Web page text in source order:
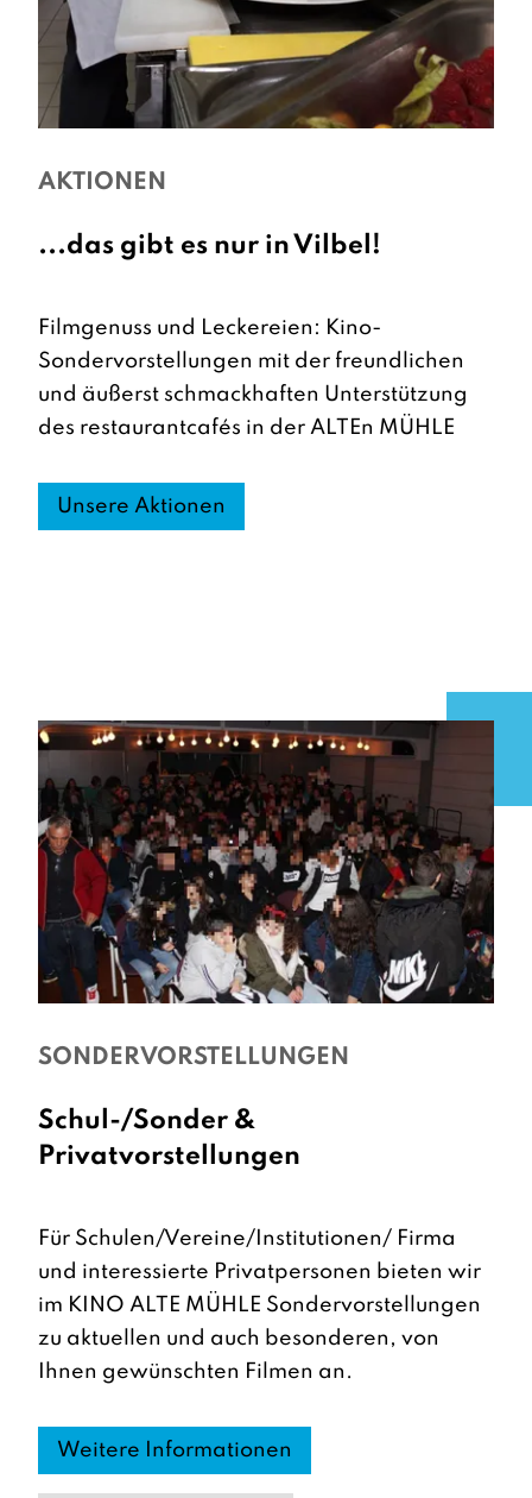
AKTIONEN
...das gibt es nur in Vilbel!
Filmgenuss und Leckereien: Kino-
Sondervorstellungen mit der freundlichen
und äußerst schmackhaften Unterstützung
des restaurantcafés in der ALTEn MÜHLE
Unsere Aktionen
SONDERVORSTELLUNGEN
Schul-/Sonder &
Privatvorstellungen
Für Schulen/Vereine/Institutionen/ Firma
und interessierte Privatpersonen bieten wir
im KINO ALTE MÜHLE Sondervorstellungen
zu aktuellen und auch besonderen, von
Ihnen gewünschten Filmen an.
Weitere Informationen